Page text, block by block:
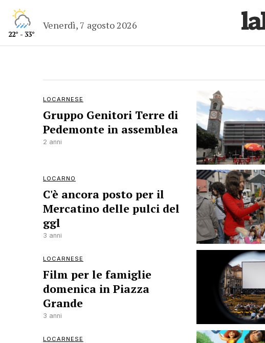
22° - 33°
Venerdì, 7 agosto 2026
LOCARNESE
Gruppo Genitori Terre di
Pedemonte in assemblea
2 anni
LOCARNO
C'è ancora posto per il
Mercatino delle pulci del
ggl
3 anni
LOCARNESE
Film per le famiglie
domenica in Piazza
Grande
3 anni
LOCARNESE